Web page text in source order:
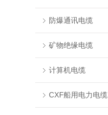
防爆通讯电缆
矿物绝缘电缆
计算机电缆
CXF船用电力电缆